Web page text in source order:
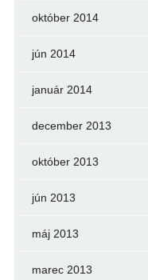
október 2014
jún 2014
január 2014
december 2013
október 2013
jún 2013
máj 2013
marec 2013